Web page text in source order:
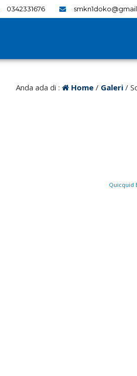
0342331676
Anda ada di : Home / Galeri /
Quicquid